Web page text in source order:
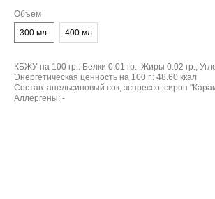
Объем
300 мл.
400 мл
КБЖУ на 100 гр.: Белки 0.01 гр., Жиры 0.02 гр.,
Энергетическая ценность на 100 г.: 48.60 ккал
Состав: апельсиновый сок, эспрессо, сироп
Аллергены: -